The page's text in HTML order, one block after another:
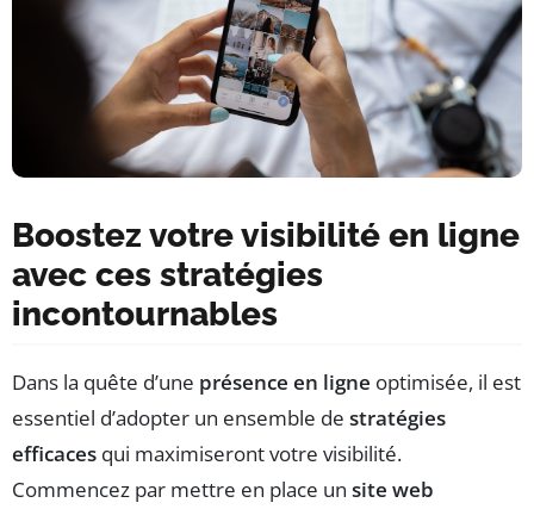
Boostez votre visibilité en ligne
avec ces stratégies
incontournables
Dans la quête d’une présence en ligne optimisée, il est
essentiel d’adopter un ensemble de stratégies
efficaces qui maximiseront votre visibilité.
Commencez par mettre en place un site web